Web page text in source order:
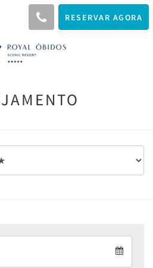
RESERVAR AGORA